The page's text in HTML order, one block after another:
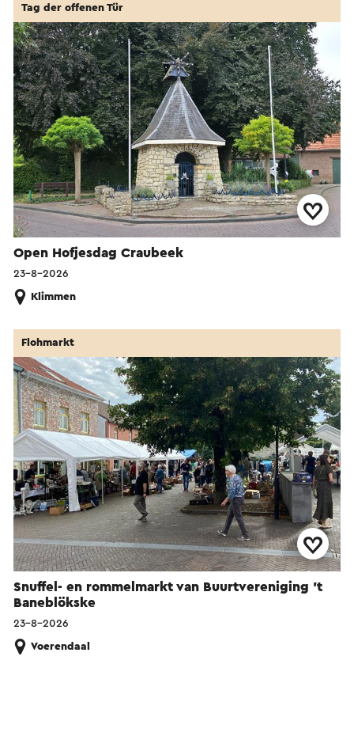
Open Hofjesdag Craubeek
Tag der offenen Tür
23-8-2026
Klimmen
Snuffel- en rommelmarkt van Buurtvereniging 't
Baneblökske
Flohmarkt
23-8-2026
Voerendaal